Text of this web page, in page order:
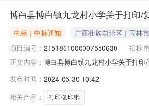
博白县博白镇九龙村小学关于打印/
中标｜中标通知 广西壮族自治区｜玉林
项目编号： 2151801000007550630 招标
正文内容： 博白县博白镇九龙村小学关于打
荣项目联系电话:13635050225采
发布时间： 2024-05-30 10:42
相关产品：
打印/复印纸